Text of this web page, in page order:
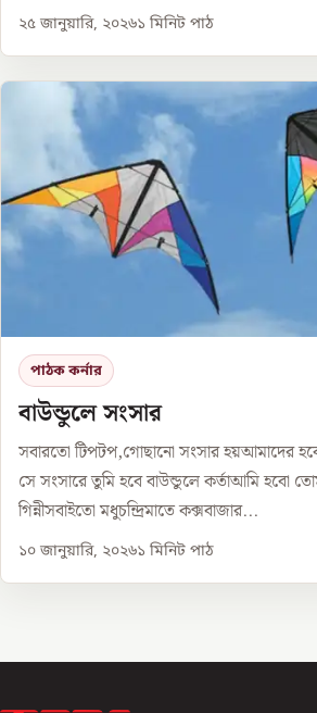
২৫ জানুয়ারি, ২০২৬১ মিনিট পাঠ
পাঠক কর্নার
বাউন্ডুলে সংসার
সবারতো টিপটপ,গোছানো সংসার হয়আমাদের
সে সংসারে তুমি হবে বাউন্ডুলে কর্তাআমি হবো
গিন্নীসবাইতো মধুচন্দ্রিমাতে কক্সবাজার...
১০ জানুয়ারি, ২০২৬১ মিনিট পাঠ